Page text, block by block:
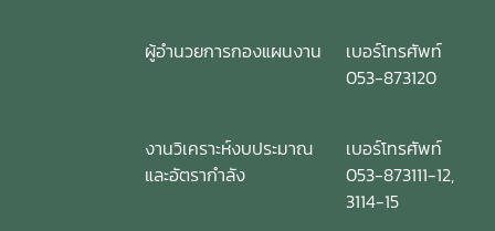
ผู้อำนวยการกองแผนงาน
เบอร์โทรศัพท์
053-873120
งานวิเคราะห์งบประมาณ
และอัตรากำลัง
เบอร์โทรศัพท์
053-873111-12,
3114-15